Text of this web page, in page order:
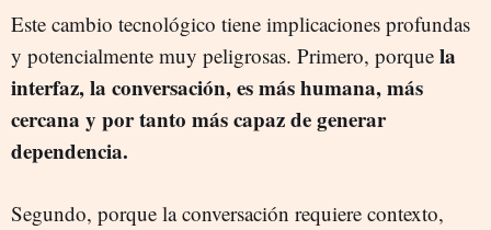
Este cambio tecnológico tiene implicaciones profundas
y potencialmente muy peligrosas. Primero, porque la
interfaz, la conversación, es más humana, más
cercana y por tanto más capaz de generar
dependencia.
Segundo, porque la conversación requiere contexto,